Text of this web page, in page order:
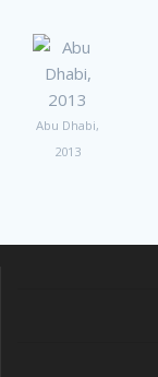
Abu Dhabi,
2013